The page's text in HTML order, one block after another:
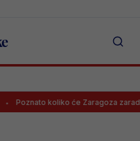
koliko će Zaragoza zaraditi